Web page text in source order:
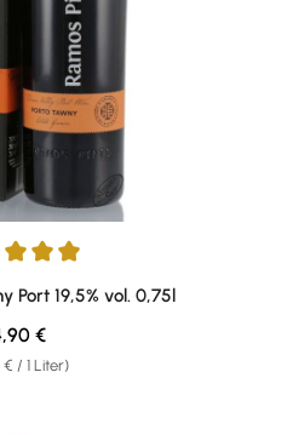
von 4.89 von 5 Sternen
Port 19,5% vol. 0,75l
€ / 1 Liter)
Preis:
€